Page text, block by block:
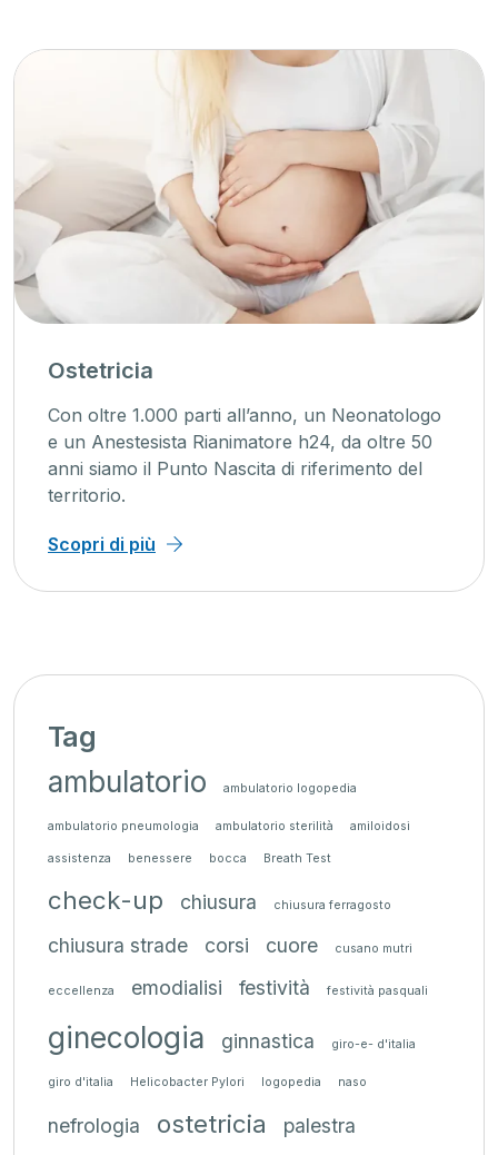
Ostetricia
Con oltre 1.000 parti all’anno, un Neonatologo
e un Anestesista Rianimatore h24, da oltre 50
anni siamo il Punto Nascita di riferimento del
territorio.
Scopri di più
Tag
ambulatorio ambulatorio logopedia
ambulatorio pneumologia ambulatorio sterilità amiloidosi
assistenza benessere bocca Breath Test
check-up chiusura chiusura ferragosto
chiusura strade corsi cuore cusano mutri
eccellenza emodialisi festività festività pasquali
ginecologia ginnastica giro-e- d'italia
giro d'italia Helicobacter Pylori logopedia naso
nefrologia ostetricia
palestra